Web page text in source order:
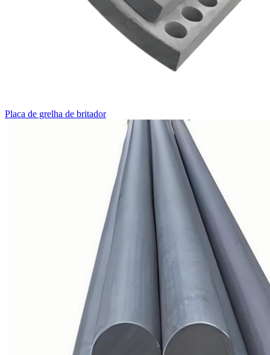
Placa de grelha de britador